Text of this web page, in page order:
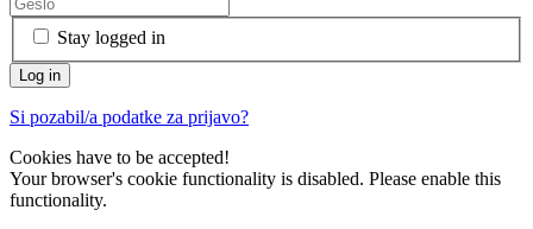
Stay logged in
Si pozabil/a podatke za prijavo?
Cookies have to be accepted!
Your browser's cookie functionality is disabled. Please enable this
functionality.